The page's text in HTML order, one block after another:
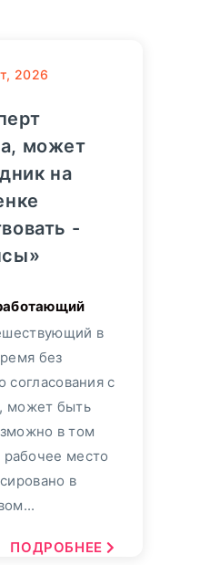
2026
может
на
-
в
без
согласования с
может быть
в том
рабочее место
в
ПОДРОБНЕЕ